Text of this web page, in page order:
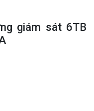
giám sát 6TB